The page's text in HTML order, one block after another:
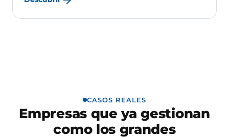
CASOS REALES
Empresas que ya gestionan
como los grandes